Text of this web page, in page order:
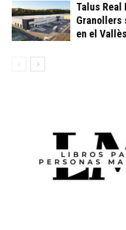
Talus
Granollers
en el Vallès